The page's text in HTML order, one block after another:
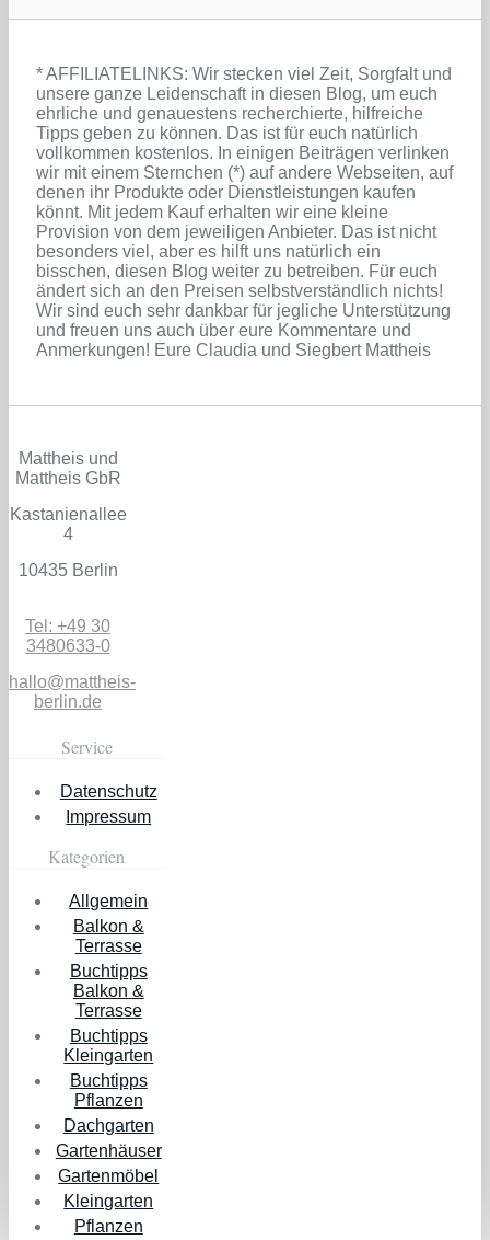
* AFFILIATELINKS: Wir stecken viel Zeit, Sorgfalt und
unsere ganze Leidenschaft in diesen Blog, um euch
ehrliche und genauestens recherchierte, hilfreiche
Tipps geben zu können. Das ist für euch natürlich
vollkommen kostenlos. In einigen Beiträgen verlinken
wir mit einem Sternchen (*) auf andere Webseiten, auf
denen ihr Produkte oder Dienstleistungen kaufen
könnt. Mit jedem Kauf erhalten wir eine kleine
Provision von dem jeweiligen Anbieter. Das ist nicht
besonders viel, aber es hilft uns natürlich ein
bisschen, diesen Blog weiter zu betreiben. Für euch
ändert sich an den Preisen selbstverständlich nichts!
Wir sind euch sehr dankbar für jegliche Unterstützung
und freuen uns auch über eure Kommentare und
Anmerkungen! Eure Claudia und Siegbert Mattheis
Mattheis und
Mattheis GbR
Kastanienallee
4
10435 Berlin
Tel: +49 30
3480633-0
hallo@mattheis-
berlin.de
Service
Datenschutz
Impressum
Kategorien
Allgemein
Balkon &
Terrasse
Buchtipps
Balkon &
Terrasse
Buchtipps
Kleingarten
Buchtipps
Pflanzen
Dachgarten
Gartenhäuser
Gartenmöbel
Kleingarten
Pflanzen